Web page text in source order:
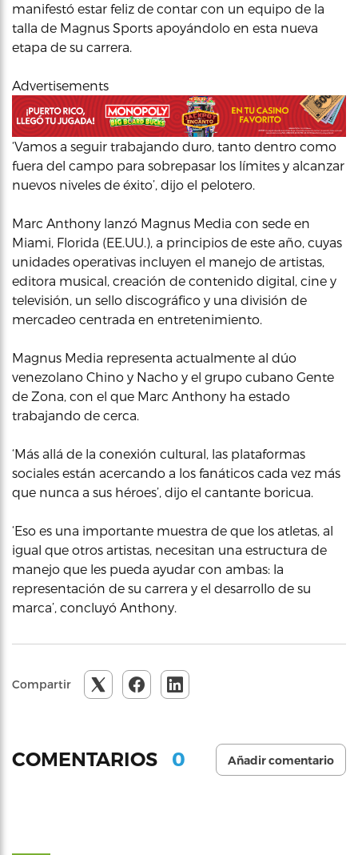
manifestó estar feliz de contar con un equipo de la
talla de Magnus Sports apoyándolo en esta nueva
etapa de su carrera.
Advertisements
‘Vamos a seguir trabajando duro, tanto dentro como
fuera del campo para sobrepasar los límites y alcanzar
nuevos niveles de éxito’, dijo el pelotero.
Marc Anthony lanzó Magnus Media con sede en
Miami, Florida (EE.UU.), a principios de este año, cuyas
unidades operativas incluyen el manejo de artistas,
editora musical, creación de contenido digital, cine y
televisión, un sello discográfico y una división de
mercadeo centrada en entretenimiento.
Magnus Media representa actualmente al dúo
venezolano Chino y Nacho y el grupo cubano Gente
de Zona, con el que Marc Anthony ha estado
trabajando de cerca.
‘Más allá de la conexión cultural, las plataformas
sociales están acercando a los fanáticos cada vez más
que nunca a sus héroes’, dijo el cantante boricua.
‘Eso es una importante muestra de que los atletas, al
igual que otros artistas, necesitan una estructura de
manejo que les pueda ayudar con ambas: la
representación de su carrera y el desarrollo de su
marca’, concluyó Anthony.
Compartir
COMENTARIOS 0 Añadir comentario